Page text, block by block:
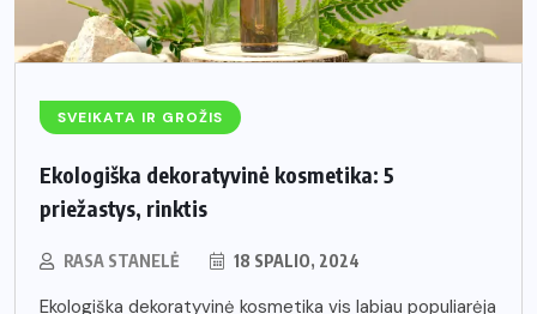
SVEIKATA IR GROŽIS
Ekologiška dekoratyvinė kosmetika: 5
priežastys, rinktis
RASA STANELĖ 18 SPALIO, 2024
Ekologiška dekoratyvinė kosmetika vis labiau populiarėja